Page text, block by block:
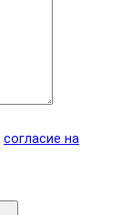
согласие на